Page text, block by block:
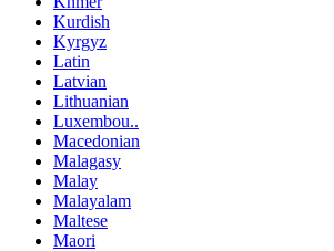
Kurdish
Kyrgyz
Latin
Latvian
Lithuanian
Luxembou..
Macedonian
Malagasy
Malay
Malayalam
Maltese
Maori